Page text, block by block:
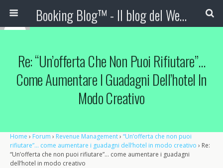
Booking Blog™ - Il blog del Web Marketing Turistico
Re: “Un’offerta Che Non Puoi Rifiutare”…
Come Aumentare I Guadagni Dell’hotel In
Modo Creativo
Home › Forum › Revenue Management› “Un’offerta che non puoi
rifiutare”… come aumentare i guadagni dell’hotel in modo creativo › Re:
“Un’offerta che non puoi rifiutare”… come aumentare i guadagni
dell’hotel in modo creativo